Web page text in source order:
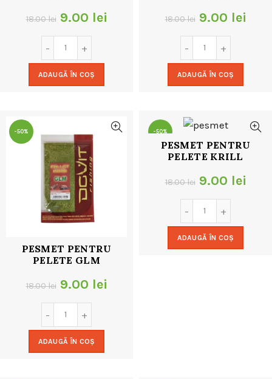
18.00lei Prețul
inițial
a
fost:
9.00 lei
ADAUGĂ ÎN COȘ
18.00lei Prețul
inițial
a
fost:
9.00 lei
ADAUGĂ ÎN COȘ
-50%
PESMET PENTRU
PELETE GLM
18.00lei Prețul
inițial
a
fost:
9.00 lei
ADAUGĂ ÎN COȘ
-50%
PESMET PENTRU
PELETE KRILL
18.00lei Prețul
inițial
a
fost:
9.00 lei
ADAUGĂ ÎN COȘ